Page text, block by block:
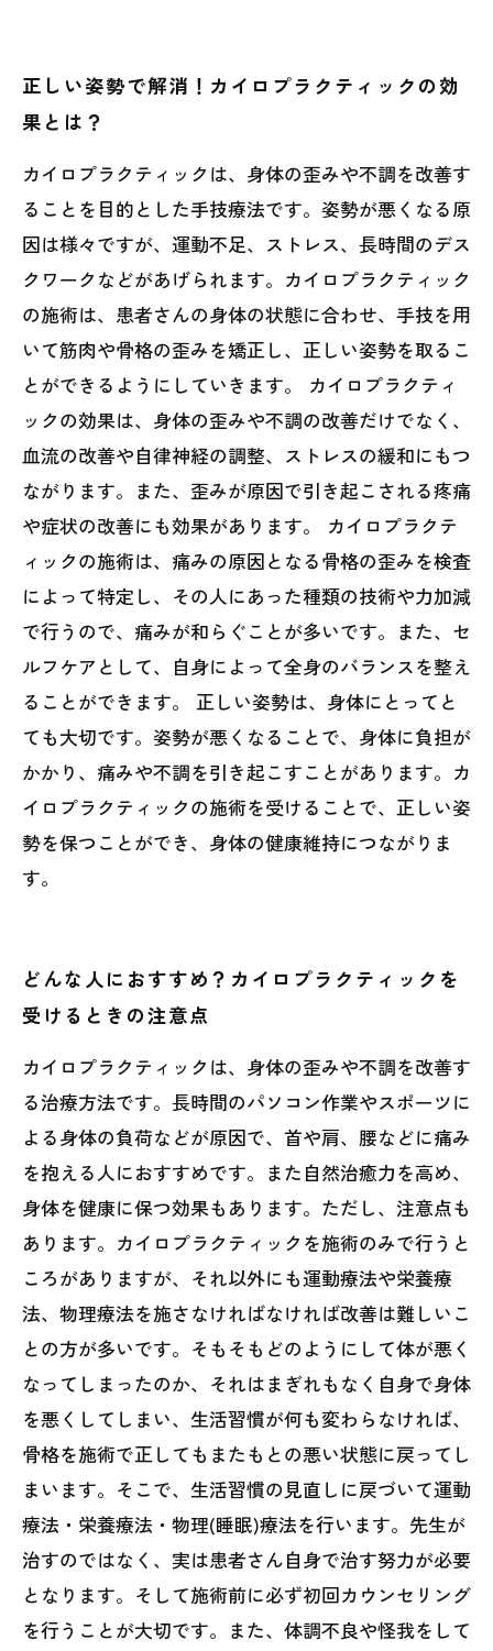
正しい姿勢で解消！カイロプラクティックの効
果とは？
カイロプラクティックは、身体の歪みや不調を改善す
ることを目的とした手技療法です。姿勢が悪くなる原
因は様々ですが、運動不足、ストレス、長時間のデス
クワークなどがあげられます。カイロプラクティック
の施術は、患者さんの身体の状態に合わせ、手技を用
いて筋肉や骨格の歪みを矯正し、正しい姿勢を取るこ
とができるようにしていきます。 カイロプラクティ
ックの効果は、身体の歪みや不調の改善だけでなく、
血流の改善や自律神経の調整、ストレスの緩和にもつ
ながります。また、歪みが原因で引き起こされる疼痛
や症状の改善にも効果があります。 カイロプラクテ
ィックの施術は、痛みの原因となる骨格の歪みを検査
によって特定し、その人にあった種類の技術や力加減
で行うので、痛みが和らぐことが多いです。また、セ
ルフケアとして、自身によって全身のバランスを整え
ることができます。 正しい姿勢は、身体にとってと
ても大切です。姿勢が悪くなることで、身体に負担が
かかり、痛みや不調を引き起こすことがあります。カ
イロプラクティックの施術を受けることで、正しい姿
勢を保つことができ、身体の健康維持につながりま
す。
どんな人におすすめ？カイロプラクティックを
受けるときの注意点
カイロプラクティックは、身体の歪みや不調を改善す
る治療方法です。長時間のパソコン作業やスポーツに
よる身体の負荷などが原因で、首や肩、腰などに痛み
を抱える人におすすめです。また自然治癒力を高め、
身体を健康に保つ効果もあります。ただし、注意点も
あります。カイロプラクティックを施術のみで行うと
ころがありますが、それ以外にも運動療法や栄養療
法、物理療法を施さなければなければ改善は難しいこ
との方が多いです。そもそもどのようにして体が悪く
なってしまったのか、それはまぎれもなく自身で身体
を悪くしてしまい、生活習慣が何も変わらなければ、
骨格を施術で正してもまたもとの悪い状態に戻ってし
まいます。そこで、生活習慣の見直しに戻づいて運動
療法・栄養療法・物理(睡眠)療法を行います。先生が
治すのではなく、実は患者さん自身で治す努力が必要
となります。そして施術前に必ず初回カウンセリング
を行うことが大切です。また、体調不良や怪我をして